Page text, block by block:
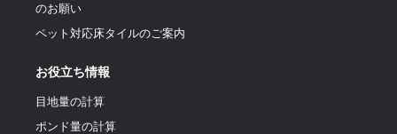
のお願い
ペット対応床タイルのご案内
お役立ち情報
目地量の計算
ポンド量の計算